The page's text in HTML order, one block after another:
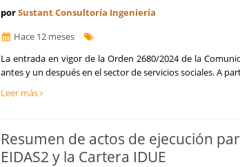
porSustant Consultoría Ingeniería
Hace 12 meses
La entrada en vigor de la Orden 2680/2024 de la
antes y un después en el sector de servicios sociales. A
Leer más
Resumen de actos de ejecución
EIDAS2 y la Cartera IDUE